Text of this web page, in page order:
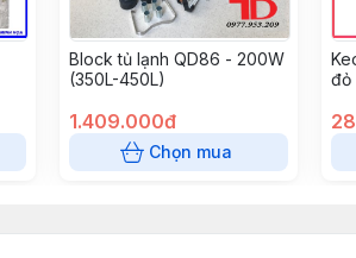
Block tủ lạnh QD86 - 200W
(350L-450L)
1.409.000đ
Chọn mua
đỏ